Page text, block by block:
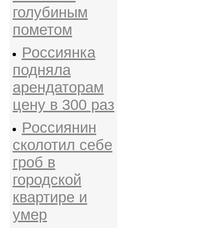
голубиным
пометом
Россиянка
подняла
арендаторам
цену в 300 раз
Россиянин
сколотил себе
гроб в
городской
квартире и
умер